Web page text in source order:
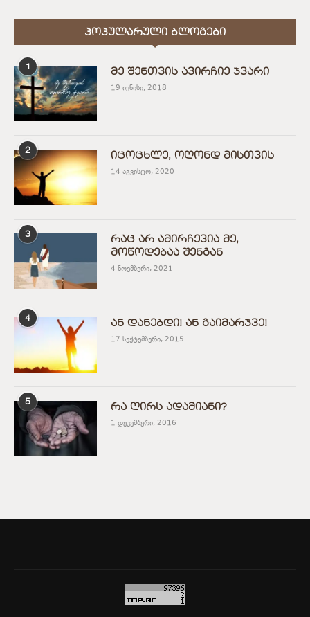
ᲞᲝᲞᲣᲚᲐᲠᲣᲚᲘ ᲑᲚᲝᲒᲔᲑᲘ
1
მე შენთვის ავირჩიე ჯვარი
19 ივნისი, 2018
2
იცოცხლე, ოღონდ მისთვის
14 აგვისტო, 2020
3
რაც არ ამირჩევია მე,
მოწოდებაა შენგან
4 ნოემბერი, 2021
4
ან დანებდი! ან გაიმარჯვე!
17 სექტემბერი, 2015
5
რა ღირს ადამიანი?
1 დეკემბერი, 2016